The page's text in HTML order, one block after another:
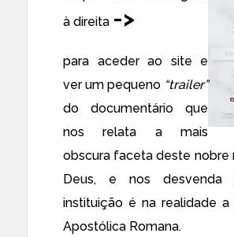
à direita ->
para aceder ao site e
ver um pequeno “trailer”
do documentário que
nos relata a mais
obscura faceta deste nobre
Deus, e nos
instituição é na realidade a
Apostólica Romana.